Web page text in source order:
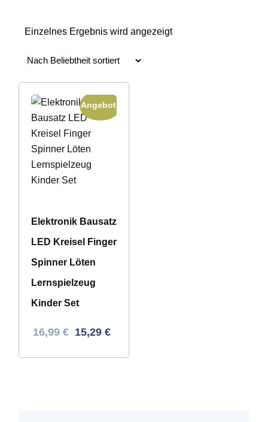
Einzelnes Ergebnis wird angezeigt
Angebot!
Elektronik Bausatz
LED Kreisel Finger
Spinner Löten
Lernspielzeug
Kinder Set
Ursprünglicher
16,99 € Aktueller
15,29 €